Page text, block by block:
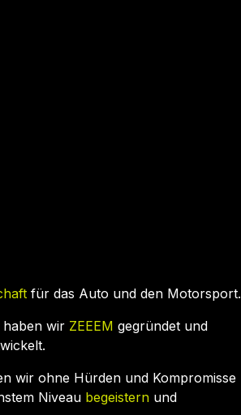
für das Auto und den Motorsport.
haben wir ZEEEM gegründet und
wir ohne Hürden und Kompromisse
Niveau begeistern und